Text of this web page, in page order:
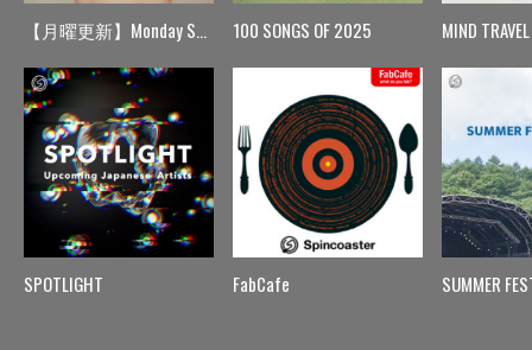
【月曜更新】Monday Spin
SPOTLIGHT
100 SONGS OF 2025
FabCafe
MIND TRAVEL
SUMMER